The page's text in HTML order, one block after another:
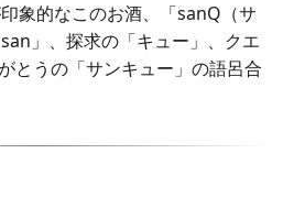
象的なこのお酒、「sanQ（サ
」、探求の「キュー」、クエ
とうの「サンキュー」の語呂合